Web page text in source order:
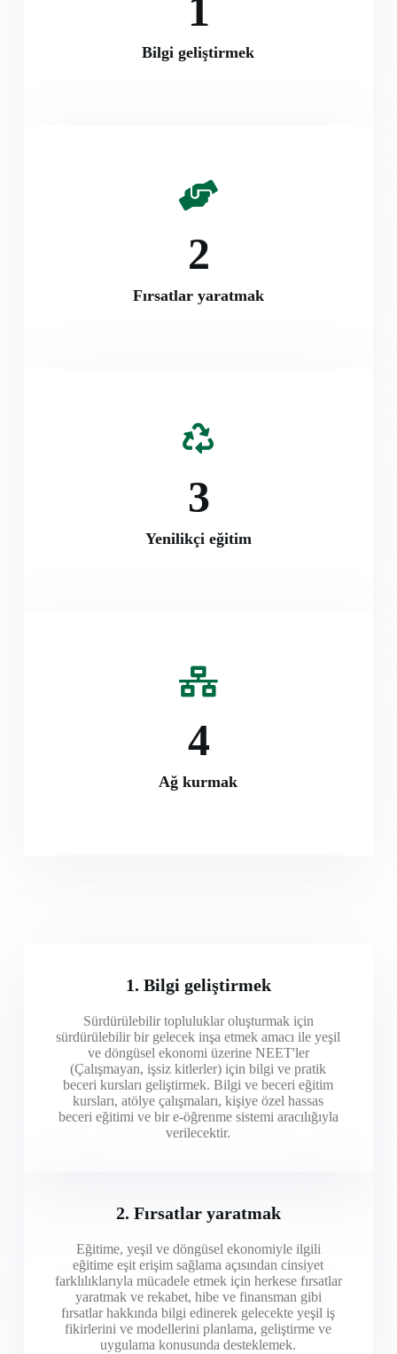
Bilgi geliştirmek
1
Fırsatlar yaratmak
2
Yenilikçi eğitim
3
Ağ kurmak
4
1. Bilgi geliştirmek
Sürdürülebilir topluluklar oluşturmak için
sürdürülebilir bir gelecek inşa etmek amacı ile yeşil
ve döngüsel ekonomi üzerine NEET'ler
(Çalışmayan, işsiz kitlerler) için bilgi ve pratik
beceri kursları geliştirmek. Bilgi ve beceri eğitim
kursları, atölye çalışmaları, kişiye özel hassas
beceri eğitimi ve bir e-öğrenme sistemi aracılığıyla
verilecektir.
2. Fırsatlar yaratmak
Eğitime, yeşil ve döngüsel ekonomiyle ilgili
eğitime eşit erişim sağlama açısından cinsiyet
farklılıklarıyla mücadele etmek için herkese fırsatlar
yaratmak ve rekabet, hibe ve finansman gibi
fırsatlar hakkında bilgi edinerek gelecekte yeşil iş
fikirlerini ve modellerini planlama, geliştirme ve
uygulama konusunda desteklemek.